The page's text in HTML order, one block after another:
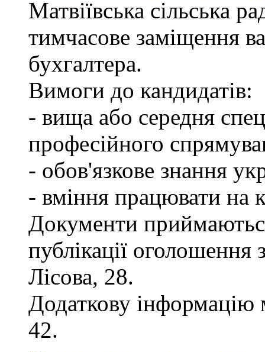
Матвіївська сільська
тимчасове заміщення
бухгалтера.
Вимоги до кандидатів:
- вища або середня
професійного
- обов'язкове знання
- вміння працювати на
Документи
публікації оголошення
Лісова, 28.
Додаткову
42.